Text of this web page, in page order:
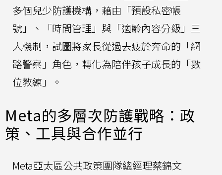
多個兒少防護機構，藉由「預設私密帳
號」、「時間管理」與「適齡內容分級」三
大機制，試圖將家長從過去疲於奔命的「網
路警察」角色，轉化為陪伴孩子成長的「數
位教練」。
Meta的多層次防護戰略：政
策、工具與合作並行
Meta亞太區公共政策團隊總經理蔡錦文